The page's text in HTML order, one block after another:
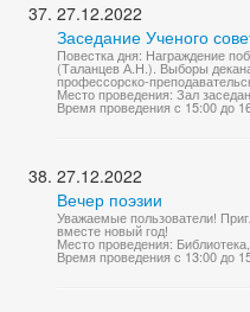
27.12.2022
Заседание Ученого
Повестка дня: Награждение
(Таланцев А.Н.). Выборы
профессорско-
Место проведения: Зал
Время проведения с 15:00 до
27.12.2022
Вечер поэзии
Уважаемые пользователи!
вместе новый год!
Место проведения:
Время проведения с 13:00 до